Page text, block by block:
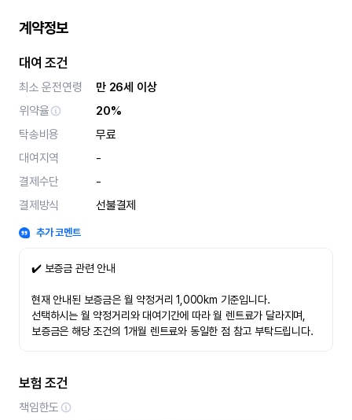
계약정보
대여 조건
최소 운전연령
만 26세 이상
위약율
20%
탁송비용
무료
대여지역
-
결제수단
-
결제방식
선불결제
추가 코멘트
✔️ 보증금 관련 안내
현재 안내된 보증금은 월 약정거리 1,000km 기준입니다.
선택하시는 월 약정거리와 대여기간에 따라 월 렌트료가 달라지며,
보증금은 해당 조건의 1개월 렌트료와 동일한 점 참고 부탁드립니다.
보험 조건
책임한도